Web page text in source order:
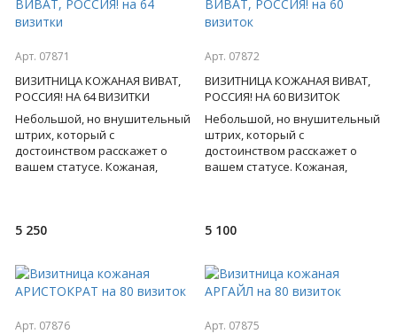
Арт. 07871
ВИЗИТНИЦА КОЖАНАЯ ВИВАТ,
РОССИЯ! НА 64 ВИЗИТКИ
Небольшой, но внушительный
штрих, который с
достоинством расскажет о
вашем статусе. Кожаная,
5 250
Арт. 07872
ВИЗИТНИЦА КОЖАНАЯ ВИВАТ,
РОССИЯ! НА 60 ВИЗИТОК
Небольшой, но внушительный
штрих, который с
достоинством расскажет о
вашем статусе. Кожаная,
5 100
Арт. 07876 Арт. 07875